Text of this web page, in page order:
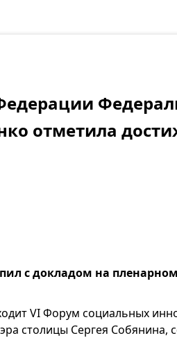
отметила
с докладом на
VI Форум социальных
столицы Сергея Собянина,